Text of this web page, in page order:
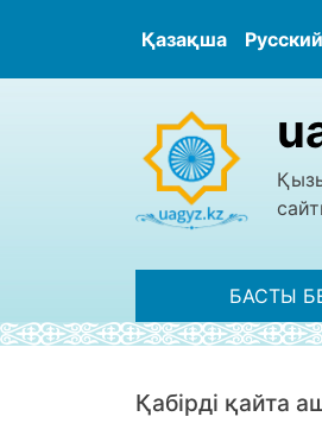
Қазақша Русский
БАСТЫ
Қабiрдi қайта